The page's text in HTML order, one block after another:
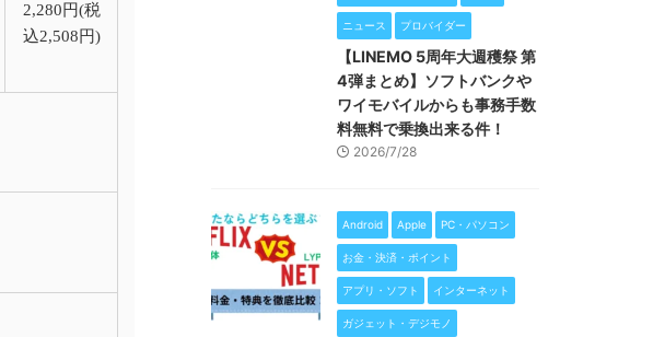
2,280円(税
込2,508円)
ニュース プロバイダー
【LINEMO 5周年大週穫祭 第
4弾まとめ】ソフトバンクや
ワイモバイルからも事務手数
料無料で乗換出来る件！
2026/7/28
Android Apple PC・パソコン
お金・決済・ポイント
アプリ・ソフト インターネット
ガジェット・デジモノ